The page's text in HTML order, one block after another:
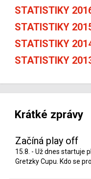
STATISTIKY
STATISTIKY
STATISTIKY
STATISTIKY
Krátké zprávy
Začíná play off
15.8. - Už dnes startuje
Gretzky Cupu. Kdo se